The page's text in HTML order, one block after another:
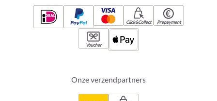
Click&Collect Prepayment
Voucher
Onze verzendpartners